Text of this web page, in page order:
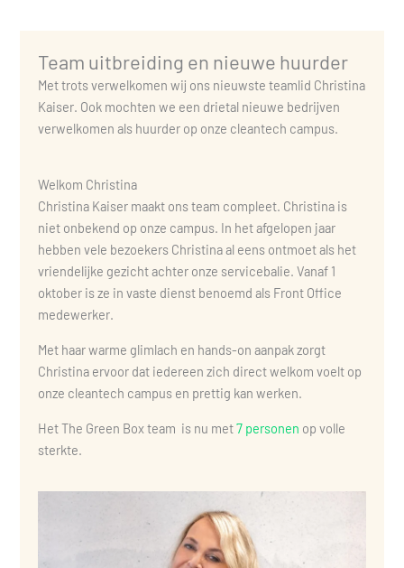
Team uitbreiding en nieuwe huurder
Met trots verwelkomen wij ons nieuwste teamlid Christina
Kaiser. Ook mochten we een drietal nieuwe bedrijven
verwelkomen als huurder op onze cleantech campus.
Welkom Christina
Christina Kaiser maakt ons team compleet. Christina is
niet onbekend op onze campus. In het afgelopen jaar
hebben vele bezoekers Christina al eens ontmoet als het
vriendelijke gezicht achter onze servicebalie. Vanaf 1
oktober is ze in vaste dienst benoemd als Front Office
medewerker.
Met haar warme glimlach en hands-on aanpak zorgt
Christina ervoor dat iedereen zich direct welkom voelt op
onze cleantech campus en prettig kan werken.
Het The Green Box team is nu met7 personen op volle
sterkte.